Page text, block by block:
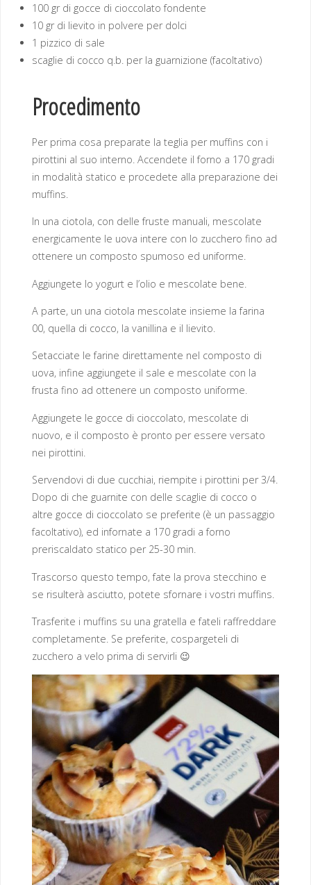
100 gr di gocce di cioccolato fondente
10 gr di lievito in polvere per dolci
1 pizzico di sale
scaglie di cocco q.b. per la guarnizione (facoltativo)
Procedimento
Per prima cosa preparate la teglia per muffins con i
pirottini al suo interno. Accendete il forno a 170 gradi
in modalità statico e procedete alla preparazione dei
muffins.
In una ciotola, con delle fruste manuali, mescolate
energicamente le uova intere con lo zucchero fino ad
ottenere un composto spumoso ed uniforme.
Aggiungete lo yogurt e l’olio e mescolate bene.
A parte, un una ciotola mescolate insieme la farina
00, quella di cocco, la vanillina e il lievito.
Setacciate le farine direttamente nel composto di
uova, infine aggiungete il sale e mescolate con la
frusta fino ad ottenere un composto uniforme.
Aggiungete le gocce di cioccolato, mescolate di
nuovo, e il composto è pronto per essere versato
nei pirottini.
Servendovi di due cucchiai, riempite i pirottini per 3/4.
Dopo di che guarnite con delle scaglie di cocco o
altre gocce di cioccolato se preferite (è un passaggio
facoltativo), ed infornate a 170 gradi a forno
preriscaldato statico per 25-30 min.
Trascorso questo tempo, fate la prova stecchino e
se risulterà asciutto, potete sfornare i vostri muffins.
Trasferite i muffins su una gratella e fateli raffreddare
completamente. Se preferite, cospargeteli di
zucchero a velo prima di servirli 😉